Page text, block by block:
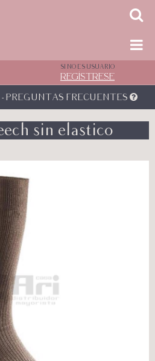
SI NO ES USUARIO
REGÍSTRESE
- PREGUNTAS FRECUENTES
sin elastico